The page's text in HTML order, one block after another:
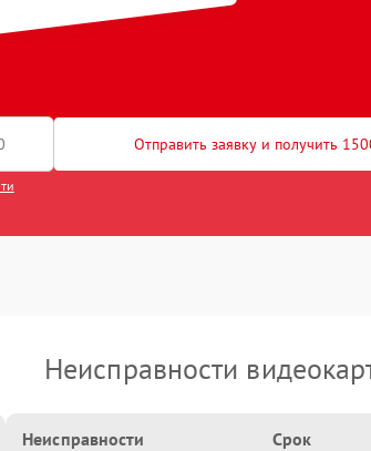
Отправить заявку и получить
Неисправности
Неисправности Срок